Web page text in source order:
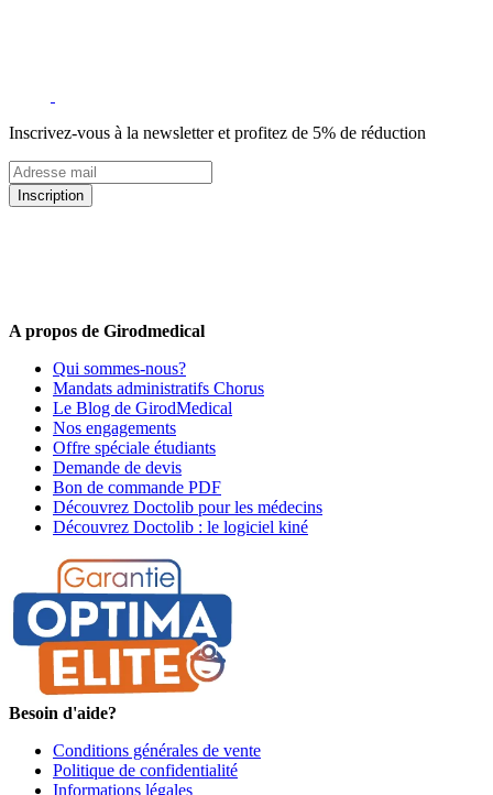
Inscrivez-vous à la newsletter et profitez de 5% de réduction
Inscription
A propos de Girodmedical
Qui sommes-nous?
Mandats administratifs Chorus
Le Blog de GirodMedical
Nos engagements
Offre spéciale étudiants
Demande de devis
Bon de commande PDF
Découvrez Doctolib pour les médecins
Découvrez Doctolib : le logiciel kiné
Besoin d'aide?
Conditions générales de vente
Politique de confidentialité
Informations légales